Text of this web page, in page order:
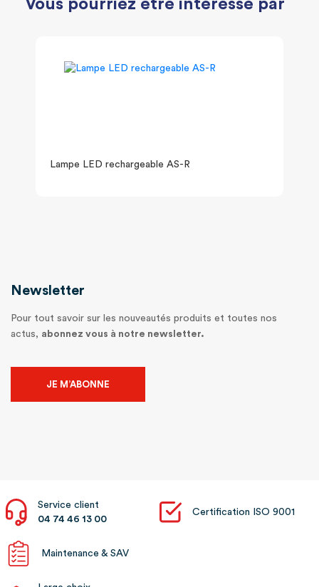
Vous pourriez être intéressé par
Lampe LED rechargeable AS-R
Newsletter
Pour tout savoir sur les nouveautés produits et toutes nos
actus, abonnez vous à notre newsletter.
JE M’ABONNE
Service client
04 74 46 13 00
Certification ISO 9001
Maintenance & SAV